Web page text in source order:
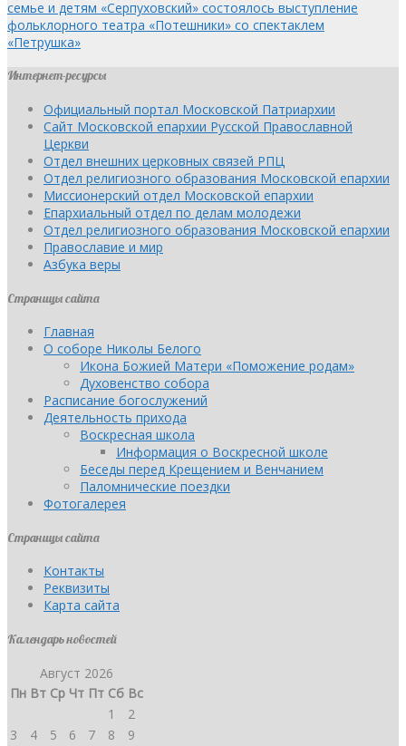
семье и детям «Серпуховский» состоялось выступление
фольклорного театра «Потешники» со спектаклем
«Петрушка»
Интернет-ресурсы
Официальный портал Московской Патриархии
Сайт Московской епархии Русской Православной
Церкви
Отдел внешних церковных связей РПЦ
Отдел религиозного образования Московской епархии
Миссионерский отдел Московской епархии
Епархиальный отдел по делам молодежи
Отдел религиозного образования Московской епархии
Православие и мир
Азбука веры
Страницы сайта
Главная
О соборе Николы Белого
Икона Божией Матери «Поможение родам»
Духовенство собора
Расписание богослужений
Деятельность прихода
Воскресная школа
Информация о Воскресной школе
Беседы перед Крещением и Венчанием
Паломнические поездки
Фотогалерея
Страницы сайта
Контакты
Реквизиты
Карта сайта
Календарь новостей
Август 2026
Пн Вт Ср Чт Пт Сб Вс
1
2
3
4 5 6 7 8 9